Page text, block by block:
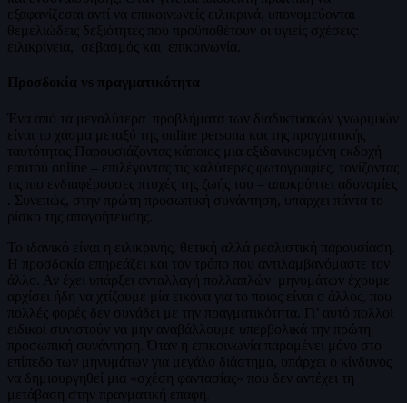
εξαφανίζεσαι αντί να επικοινωνείς ειλικρινά, υπονομεύονται
θεμελιώδεις δεξιότητες που προϋποθέτουν οι υγιείς σχέσεις:
ειλικρίνεια, σεβασμός και επικοινωνία.
Προσδοκία vs πραγματικότητα
Ένα από τα μεγαλύτερα προβλήματα των διαδικτυακών γνωριμιών
είναι το χάσμα μεταξύ της online persona και της πραγματικής
ταυτότητας Παρουσιάζοντας κάποιος μια εξιδανικευμένη εκδοχή
εαυτού online – επιλέγοντας τις καλύτερες φωτογραφίες, τονίζοντας
τις πιο ενδιαφέρουσες πτυχές της ζωής του – αποκρύπτει αδυναμίες
. Συνεπώς, στην πρώτη προσωπική συνάντηση, υπάρχει πάντα το
ρίσκο της απογοήτευσης.
Το ιδανικό είναι η ειλικρινής, θετική αλλά ρεαλιστική παρουσίαση.
Η προσδοκία επηρεάζει και τον τρόπο που αντιλαμβανόμαστε τον
άλλο. Αν έχει υπάρξει ανταλλαγή πολλαπλών μηνυμάτων έχουμε
αρχίσει ήδη να χτίζουμε μία εικόνα για το ποιος είναι ο άλλος, που
πολλές φορές δεν συνάδει με την πραγματικότητα. Γι’ αυτό πολλοί
ειδικοί συνιστούν να μην αναβάλλουμε υπερβολικά την πρώτη
προσωπική συνάντηση. Όταν η επικοινωνία παραμένει μόνο στο
επίπεδο των μηνυμάτων για μεγάλο διάστημα, υπάρχει ο κίνδυνος
να δημιουργηθεί μια «σχέση φαντασίας» που δεν αντέχει τη
μετάβαση στην πραγματική επαφή.